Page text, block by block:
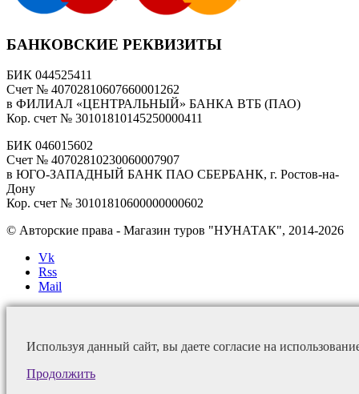
БАНКОВСКИЕ РЕКВИЗИТЫ
БИК 044525411
Счет № 40702810607660001262
в ФИЛИАЛ «ЦЕНТРАЛЬНЫЙ» БАНКА ВТБ (ПАО)
Кор. счет № 30101810145250000411
БИК 046015602
Счет № 40702810230060007907
в ЮГО-ЗАПАДНЫЙ БАНК ПАО СБЕРБАНК, г. Ростов-на-
Дону
Кор. счет № 30101810600000000602
© Авторские права - Магазин туров "НУНАТАК", 2014-2026
Vk
Rss
Mail
Используя данный сайт, вы даете согласие на
Продолжить